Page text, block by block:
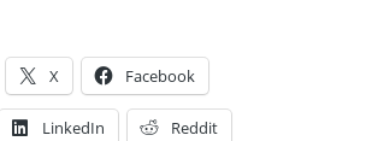
X Facebook
LinkedIn Reddit